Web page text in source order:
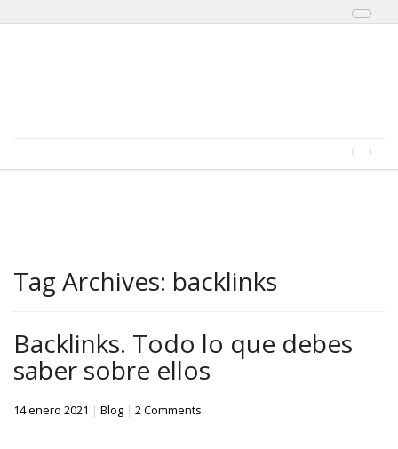
Menu
Tag Archives: backlinks
Backlinks. Todo lo que debes
saber sobre ellos
14 enero 2021 | Blog | 2 Comments